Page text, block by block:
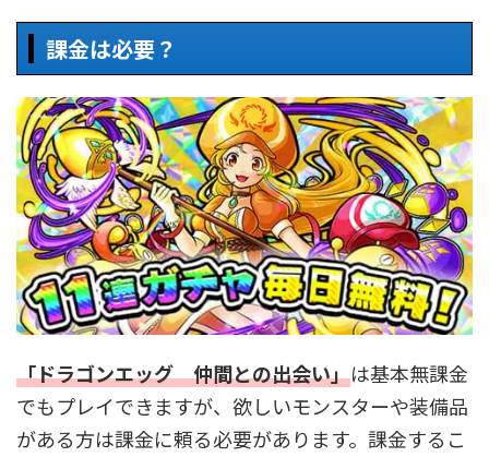
課金は必要？
「ドラゴンエッグ 仲間との出会い」は基本無課金
でもプレイできますが、欲しいモンスターや装備品
がある方は課金に頼る必要があります。課金するこ